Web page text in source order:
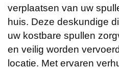
verplaatsen van uw
huis. Deze deskundige
uw kostbare spullen
en veilig worden
locatie. Met ervaren